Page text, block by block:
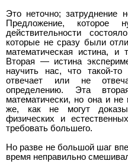
Это неточно; затруднение
Предложение, которое
действительности
которые не сразу были
математическая истина, и
Вторая — истина
научить нас, что такой-
отвечает или не
определению. Эта
математически, но она и не
же, как не могут
физических и
требовать большего.
Но разве не большой шаг
время неправильно